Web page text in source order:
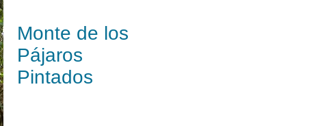
Monte de los
Pájaros
Pintados